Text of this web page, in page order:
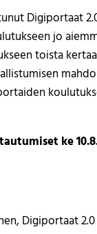
Digiportaat
jo
toista
ke
Digiportaat